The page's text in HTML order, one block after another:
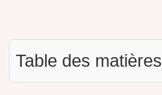
Table des matières